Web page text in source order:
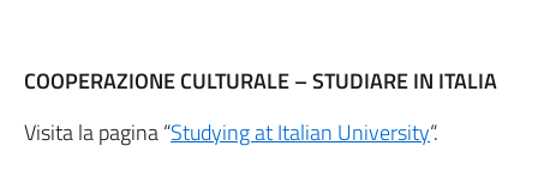
COOPERAZIONE CULTURALE – STUDIARE IN ITALIA
Visita la pagina “Studying at Italian University“.